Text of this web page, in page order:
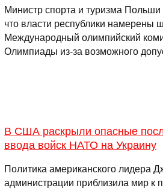
Министр спорта и туризма
что власти республики намерены
Международный олимпийский
Олимпиады из-за возможного
В США раскрыли опасные
ввода войск НАТО на Украину
Политика американского лидера
администрации приблизила мир к